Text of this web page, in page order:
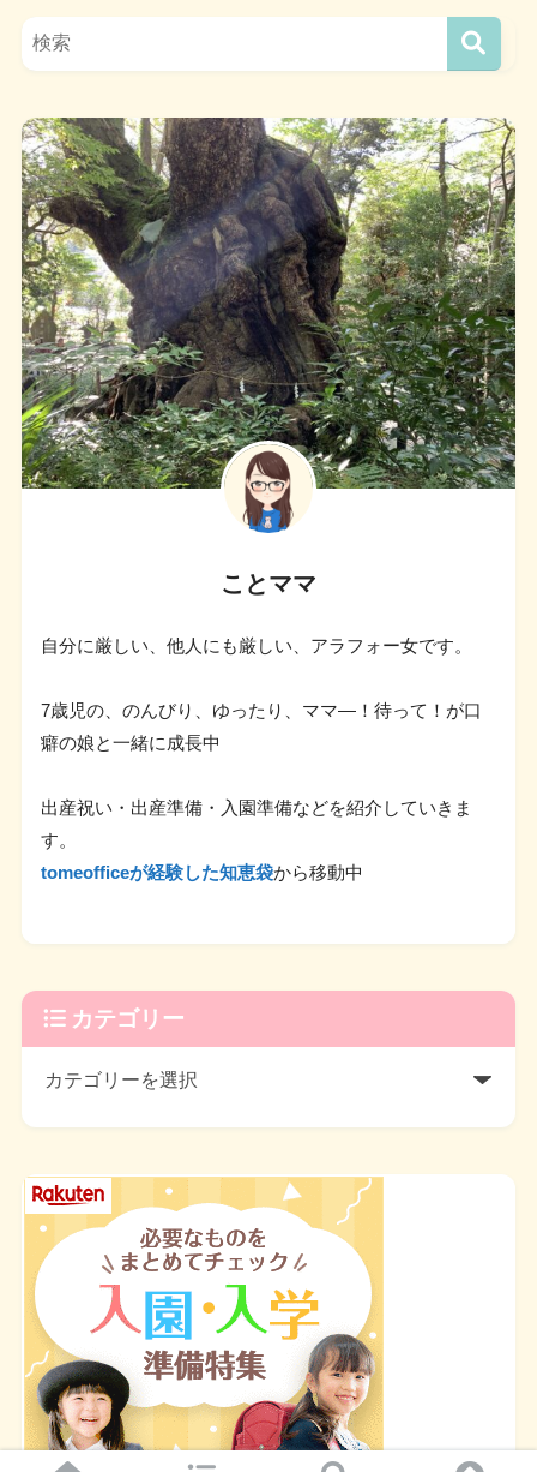
ことママ
自分に厳しい、他人にも厳しい、アラフォー女です。
7歳児の、のんびり、ゆったり、ママ―！待って！が口
癖の娘と一緒に成長中
出産祝い・出産準備・入園準備などを紹介していきま
す。
tomeofficeが経験した知恵袋から移動中
カテゴリー